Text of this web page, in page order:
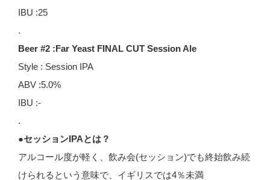
IBU :25
.
Beer #2 :Far Yeast FINAL CUT Session Ale
Style : Session IPA
ABV :5.0%
IBU :-
.
●セッションIPAとは？
アルコール度が軽く、飲み会(セッション)でも終始飲み続
けられるという意味で、イギリスでは4％未満